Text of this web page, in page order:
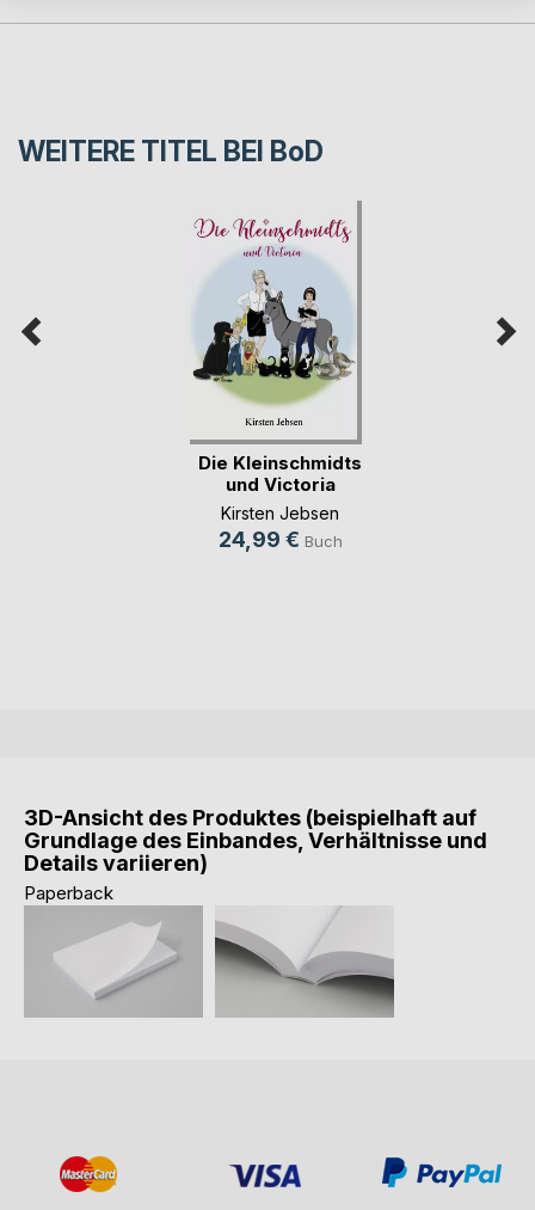
WEITERE TITEL BEI BoD
Die Kleinschmidts
und Victoria
Kirsten Jebsen
24,99 € Buch
3D-Ansicht des Produktes (beispielhaft auf
Grundlage des Einbandes, Verhältnisse und
Details variieren)
Paperback